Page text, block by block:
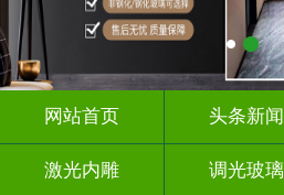
网站首页 头条新闻
激光内雕 调光玻璃